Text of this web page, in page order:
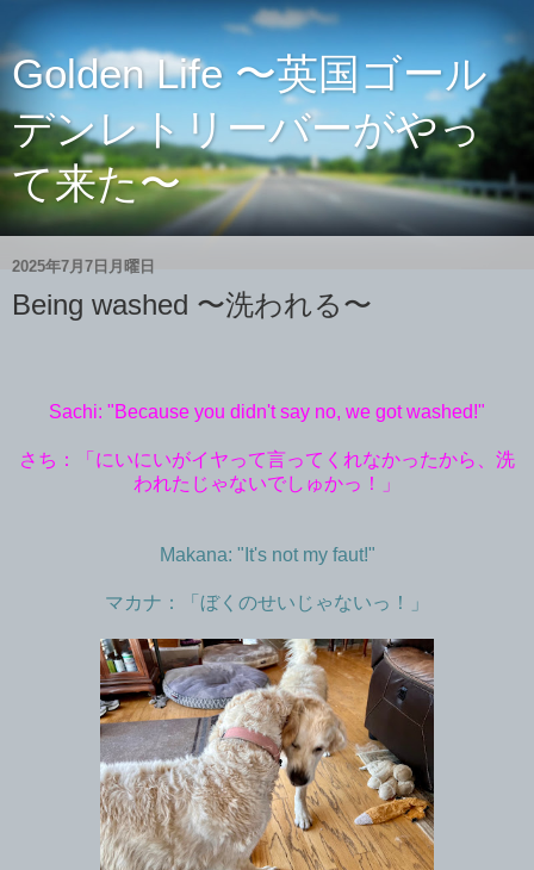
Golden Life 〜英国ゴール
デンレトリーバーがやっ
て来た〜
2025年7月7日月曜日
Being washed 〜洗われる〜
Sachi: "Because you didn't say no, we got washed!"
さち：「にいにいがイヤって言ってくれなかったから、洗
われたじゃないでしゅかっ！」
Makana: "It's not my faut!"
マカナ：「ぼくのせいじゃないっ！」